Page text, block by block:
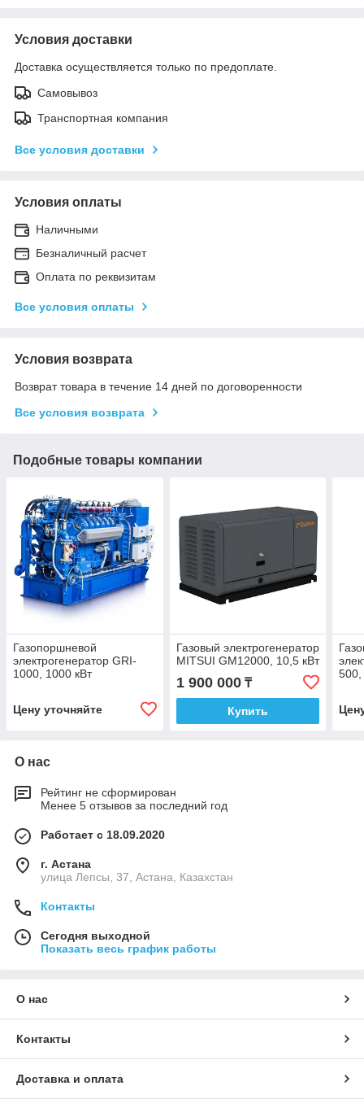
Условия доставки
Доставка осуществляется только по предоплате.
Самовывоз
Транспортная компания
Все условия доставки
Условия оплаты
Наличными
Безналичный расчет
Оплата по реквизитам
Все условия оплаты
Условия возврата
Возврат товара в течение 14 дней по договоренности
Все условия возврата
Подобные товары компании
Газопоршневой
электрогенератор GRI-
1000, 1000 кВт
Цену уточняйте
Газовый электрогенератор
MITSUI GM12000, 10,5 кВт
1 900 000₸
Купить
500,
О нас
Рейтинг не сформирован
Менее 5 отзывов за последний год
Работает с 18.09.2020
г. Астана
улица Лепсы, 37, Астана, Казахстан
Контакты
Сегодня выходной
Показать весь график работы
О нас
Контакты
Доставка и оплата